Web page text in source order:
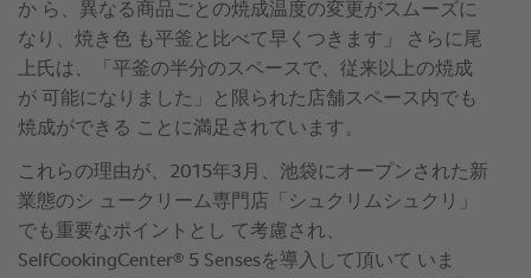
か ら、異なる商品ごとの焼成温度の変更がスムーズに
なり、焼き色 も平釜と比べて早くつきます」 さらに尾
上氏は、「平釜の半分のスペースで、従来以上の焼成
が 可能になりました」と限られた店舗スペース内でも
焼成ができる ことに満足されています。
これらの理由が、2015年3月、池袋にオープンされた新
業態のシ ュークリーム専門店「シュクリムシュクリ」
でも重要なポイントとし て考慮され、
SelfCookingCenter® 5 Sensesを導入して頂いて いま